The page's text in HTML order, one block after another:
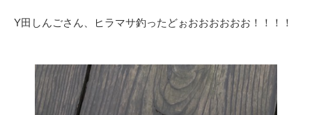
Y田しんごさん、ヒラマサ釣ったどぉおおおおおお！！！！